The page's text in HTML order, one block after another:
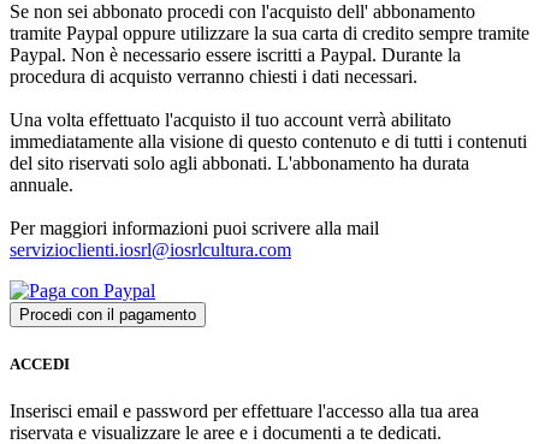
Se non sei abbonato procedi con l'acquisto dell' abbonamento
tramite Paypal oppure utilizzare la sua carta di credito sempre tramite
Paypal. Non è necessario essere iscritti a Paypal. Durante la
procedura di acquisto verranno chiesti i dati necessari.
Una volta effettuato l'acquisto il tuo account verrà abilitato
immediatamente alla visione di questo contenuto e di tutti i contenuti
del sito riservati solo agli abbonati. L'abbonamento ha durata
annuale.
Per maggiori informazioni puoi scrivere alla mail
servizioclienti.iosrl@iosrlcultura.com
ACCEDI
Inserisci email e password per effettuare l'accesso alla tua area
riservata e visualizzare le aree e i documenti a te dedicati.